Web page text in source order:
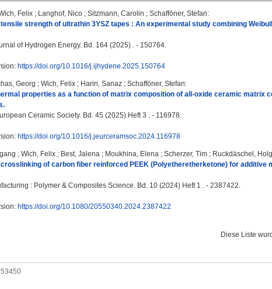
Felix ; Langhof, Nico ; Sitzmann, Carolin ; Schafföner, Stefan:
strength of ultrathin 3YSZ tapes : An experimental study combining
of Hydrogen Energy. Bd. 164 (2025) . - 150764.
https://doi.org/10.1016/j.ijhydene.2025.150764
Georg ; Wich, Felix ; Hariri, Sanaz ; Schafföner, Stefan:
properties as a function of matrix composition of all-oxide ceramic matrix
Ceramic Society. Bd. 45 (2025) Heft 3 . - 116978.
https://doi.org/10.1016/j.jeurceramsoc.2024.116978
; Wich, Felix ; Best, Jalena ; Moukhina, Elena ; Scherzer, Tim ; Ruckdäschel,
of carbon fiber reinforced PEEK (Polyetheretherketone) for additive
: Polymer & Composites Science. Bd. 10 (2024) Heft 1 . - 2387422.
https://doi.org/10.1080/20550340.2024.2387422
Diese Liste